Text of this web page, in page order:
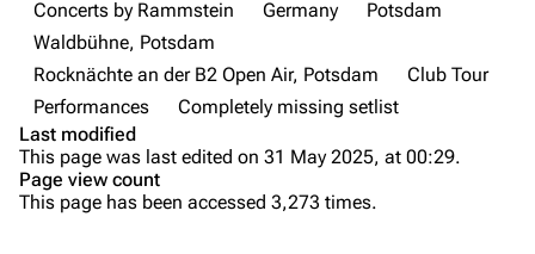
Videography
Song list
Tour dates
Merchandise
Videography
Members
Purge
Concerts by Rammstein
Germany
Potsdam
Waldbühne, Potsdam
Rocknächte an der B2 Open Air, Potsdam
Club Tour
Performances
Completely missing setlist
Last modified
This page was last edited on 31 May 2025, at 00:29.
Page view count
This page has been accessed 3,273 times.